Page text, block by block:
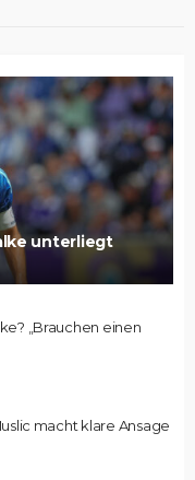
unterliegt
„Brauchen einen
macht klare Ansage